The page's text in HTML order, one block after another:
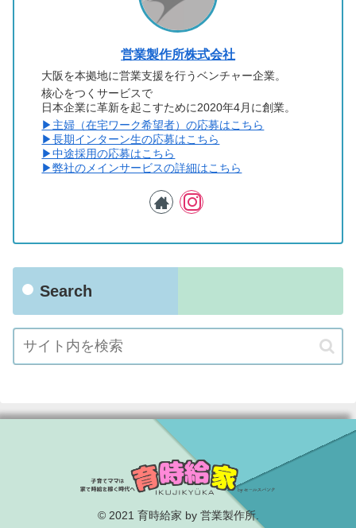
営業製作所株式会社
大阪を本拠地に営業支援を行うベンチャー企業。
核心をつくサービスで
日本企業に革新を起こすために2020年4月に創業。
▶︎主婦（在宅ワーク希望者）の応募はこちら
▶︎長期インターン生の応募はこちら
▶︎中途採用の応募はこちら
▶︎弊社のメインサービスの詳細はこちら
Search
© 2021 育時給家 by 営業製作所.